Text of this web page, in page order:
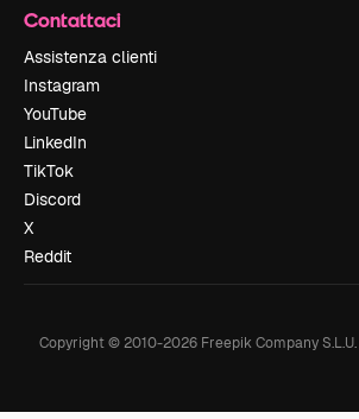
Contattaci
Assistenza clienti
Instagram
YouTube
LinkedIn
TikTok
Discord
X
Reddit
Copyright © 2010-2026Freepik Company S.L.U.